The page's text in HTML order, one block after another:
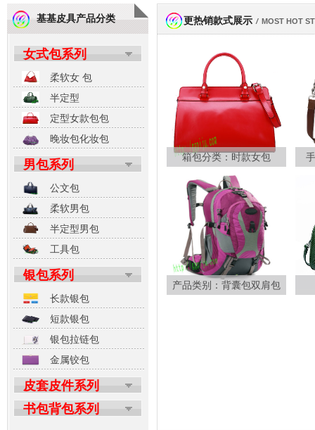
基基皮具产品分类
女式包系列
柔软女 包
半定型
定型女款包包
晚妆包化妆包
男包系列
公文包
柔软男包
半定型男包
工具包
银包系列
长款银包
短款银包
银包拉链包
金属铰包
皮套皮件系列
书包背包系列
更热销款式展示 / MOST HOT
箱包分类：时款女包
产品类别：背囊包双肩包